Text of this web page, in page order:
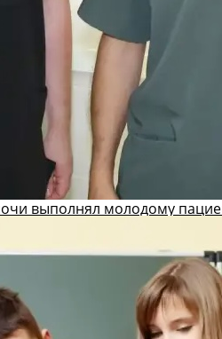
выполнял молодому